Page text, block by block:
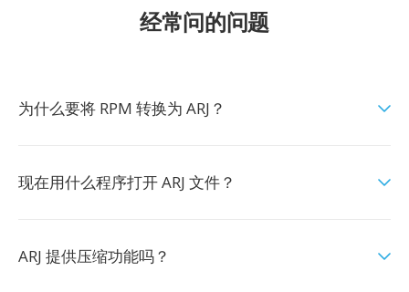
经常问的问题
为什么要将 RPM 转换为 ARJ？
现在用什么程序打开 ARJ 文件？
ARJ 提供压缩功能吗？